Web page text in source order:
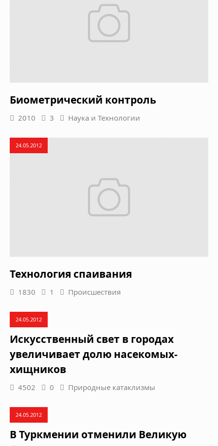
Биометрический контроль
2010 3 Наука и Технологии
24.05.2012
Технология спаивания
1830 1 Происшествия
24.05.2012
Искусственный свет в городах
увеличивает долю насекомых-
хищников
4502 0 Природные катаклизмы
24.05.2012
В Туркмении отменили Великую